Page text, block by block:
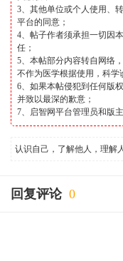
3、其他单位或个人使用、
平台的同意；
4、帖子作者须承担一切因
任；
5、本帖部分内容转自网络
不作为医学根据使用，科学
6、如果本帖侵犯到任何版
并致以最深的歉意；
7、启智网平台管理员和版
认识自己，了解他人，理解
回复评论 0